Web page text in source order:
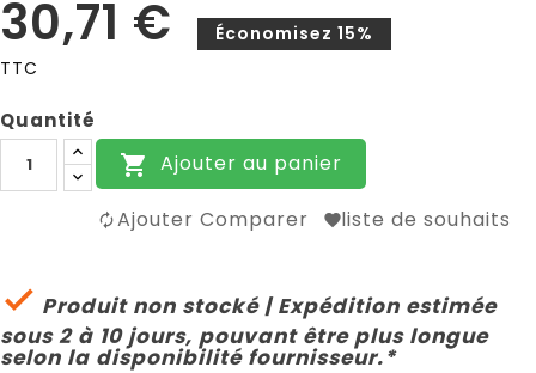
30,71 €
Économisez 15%
TTC
Quantité
 Ajouter au panier
Ajouter Comparer liste de souhaits
 Produit non stocké | Expédition estimée
sous 2 à 10 jours, pouvant être plus longue
selon la disponibilité fournisseur.*